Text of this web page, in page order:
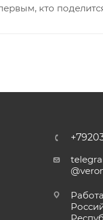
кто